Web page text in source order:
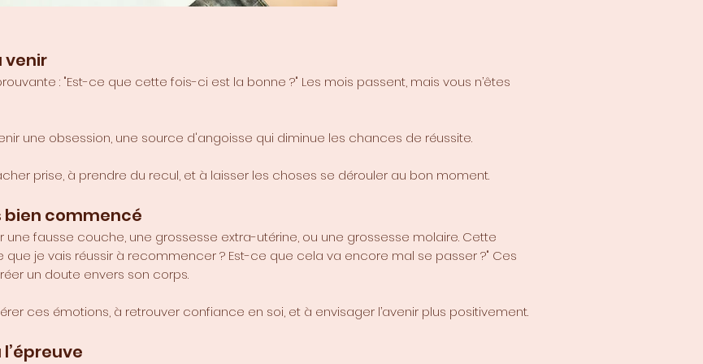
venir
: "Est-ce que cette fois-ci est la bonne ?" Les mois passent, mais vous n’êtes
une obsession, une source d'angoisse qui diminue les chances de réussite.
prise, à prendre du recul, et à laisser les choses se dérouler au bon moment.
bien commencé
une fausse couche, une grossesse extra-utérine, ou une grossesse molaire. Cette
que je vais réussir à recommencer ? Est-ce que cela va encore mal se passer ?" Ces
un doute envers son corps.
ces émotions, à retrouver confiance en soi, et à envisager l’avenir plus positivement.